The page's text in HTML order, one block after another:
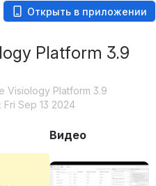
Открыть в приложении
Platform 3.9
Visiology Platform 3.9
Sep 13 2024
Видео
Открыть файл «»